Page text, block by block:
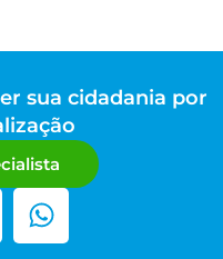
sua cidadania por